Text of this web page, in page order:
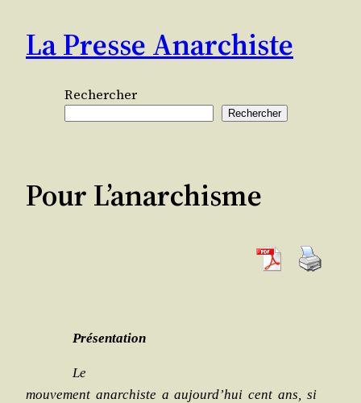
contenu
La Presse Anarchiste
Rechercher
Rechercher
Pour L’anarchisme
Pré­sen­ta­tion
Le
mou­ve­ment anar­chiste a aujourd’hui cent ans, si